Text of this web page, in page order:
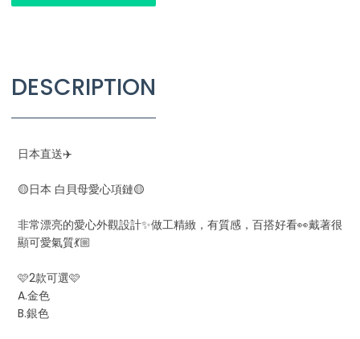
DESCRIPTION
日本直送✈️
🟡日本 白貝母愛心項鏈🟡
非常漂亮的愛心外觀設計✨做工精緻，有質感，百搭好看👀戴著很
顯可愛氣質💃🏼
🩷2款可選🩷
A.金色
B.銀色